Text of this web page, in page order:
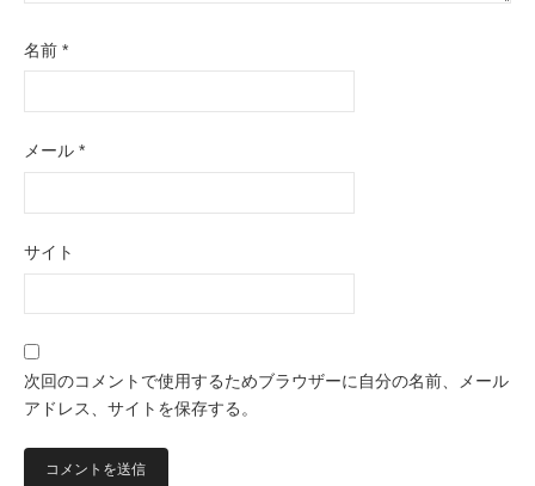
名前 *
メール *
サイト
次回のコメントで使用するためブラウザーに自分の名前、メール
アドレス、サイトを保存する。